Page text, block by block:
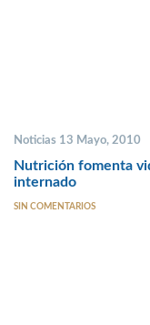
Noticias 13 Mayo, 2010
Nutrición fomenta
internado
SIN COMENTARIOS